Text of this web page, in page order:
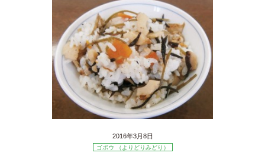
2016年3月8日
ゴボウ （よりどりみどり）